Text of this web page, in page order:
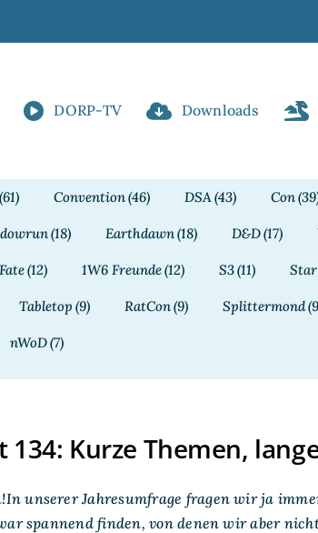
DORP-TV Downloads
(61) Convention(46) DSA(43) Con
(18) Earthdawn(18) D&D(17)
Fate(12) 1W6 Freunde(12) S3(11)
Tabletop (9) RatCon(9) Splittermond
nWoD(7)
134: Kurze Themen,
unserer Jahresumfrage fragen wir ja
spannend finden, von denen wir aber